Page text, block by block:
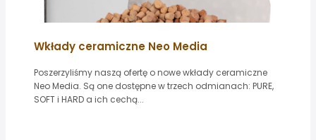
Wkłady ceramiczne Neo Media
Poszerzyliśmy naszą ofertę o nowe wkłady ceramiczne
Neo Media. Są one dostępne w trzech odmianach: PURE,
SOFT i HARD a ich cechą...